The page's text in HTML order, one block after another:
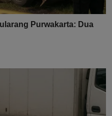
Purwakarta: Dua